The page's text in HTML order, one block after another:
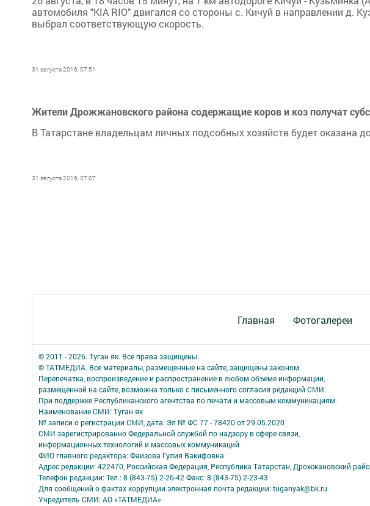
автомобиля "KIA RIO" двигался со стороны с. Кичуй в направлении д.
выбрал соответствующую скорость.
31 августа 2016, 07:51
Жители Дрожжановского района содержащие коров и коз получат
В Татарстане владельцам личных подсобных хозяйств будет оказана
31 августа 2016, 07:07
Главная Фотогалереи
© 2011 - 2026. Туган як. Все права защищены.
© ТАТМЕДИА. Все материалы, размещенные на сайте, защищены законом.
Перепечатка, воспроизведение и распространение в любом объеме информации,
размещенной на сайте, возможна только с письменного согласия редакций СМИ.
При поддержке Республиканского агентства по печати и массовым коммуникациям.
Наименование СМИ: Туган як
№ записи о регистрации СМИ, дата: Эл № ФС 77 - 78420 от 29.05.2020
СМИ зарегистрированно Федеральной службой по надзору в сфере связи,
информационных технологий и массовых коммуникаций
ФИО главного редактора: Фаизова Гулия Вакифовна
Адрес редакции: 422470, Российская Федерация, Республика Татарстан, Дрожжановский
Телефон редакции: Тел.: 8 (843-75) 2-26-42 Факс: 8 (843-75) 2-23-43
Для сообщений о фактах коррупции электронная почта редакции: tuganyak@bk.ru
Учредитель СМИ: АО «ТАТМЕДИА»